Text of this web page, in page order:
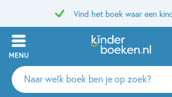
Vind het boek waar een
MENU
Zoeken
naar